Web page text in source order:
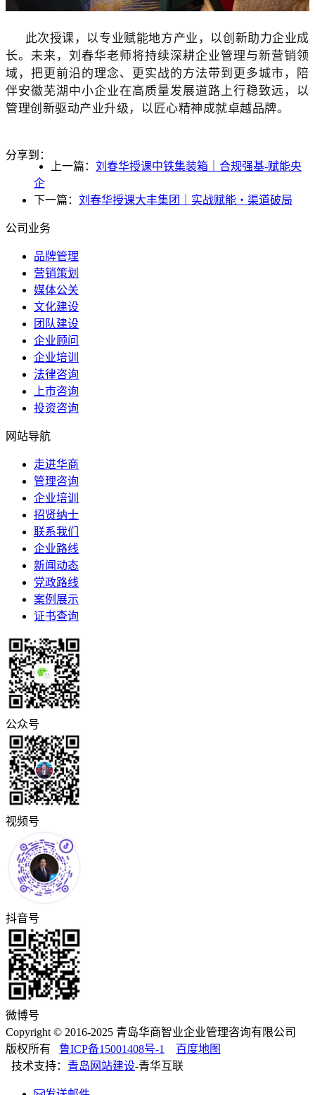
此次授课，以专业赋能地方产业，以创新助力企业成
长。未来，刘春华老师将持续深耕企业管理与新营销领
域，把更前沿的理念、更实战的方法带到更多城市，陪
伴安徽芜湖中小企业在高质量发展道路上行稳致远，以
管理创新驱动产业升级，以匠心精神成就卓越品牌。
分享到：
上一篇： 刘春华授课中铁集装箱｜合规强基-赋能央
企
下一篇： 刘春华授课大丰集团｜实战赋能・渠道破局
公司业务
品牌管理
营销策划
媒体公关
文化建设
团队建设
企业顾问
企业培训
法律咨询
上市咨询
投资咨询
网站导航
走进华商
管理咨询
企业培训
招贤纳士
联系我们
企业路线
新闻动态
党政路线
案例展示
证书查询
公众号
视频号
抖音号
微博号
Copyright © 2016-2025 青岛华商智业企业管理咨询有限公司
版权所有 鲁ICP备15001408号-1
百度地图
技术支持： 青岛网站建设-青华互联